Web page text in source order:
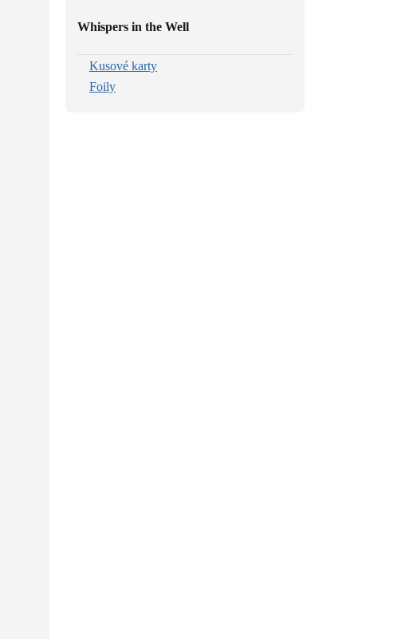
Whispers in the Well
Kusové karty
Foily